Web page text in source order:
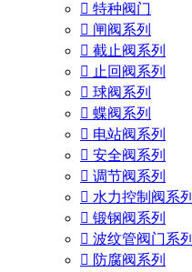
 特种阀门
 闸阀系列
 截止阀系列
 止回阀系列
 球阀系列
 蝶阀系列
 电站阀系列
 安全阀系列
 调节阀系列
 水力控制阀系列
 锻钢阀系列
 波纹管阀门系列
 防腐阀系列